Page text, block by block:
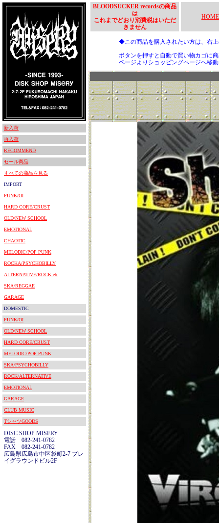
新入荷
再入荷
RECOMMEND
セール商品
すべての商品を見る
IMPORT
PUNK/OI
HARD CORE/CRUST
OLD/NEW SCHOOL
EMOTIONAL
CHAOTIC
MELODIC/POP PUNK
ROCKA/PSYCHOBILLY
ALTERNATIVE/ROCK etc
SKA/REGGAE
GARAGE
DOMESTIC
PUNK/OI
OLD/NEW SCHOOL
HARD CORE/CRUST
MELODIC/POP PUNK
SKA/PSYCHOBILLY
ROCK/ALTERNATIVE
EMOTIONAL
GARAGE
CLUB MUSIC
TシャツGOODS
DISC SHOP MISERY
電話 082-241-0782
FAX 082-241-0782
広島県広島市中区袋町2-7 プレ
イグラウンドビル2F
BLOODSUCKER recordsの商品
は
これまでどおり消費税はいただ
きません
HOME
◆この商品を購入されたい方は、右
ボタンを押すと自動で買い物カゴに
ページよりショッピングページへ移